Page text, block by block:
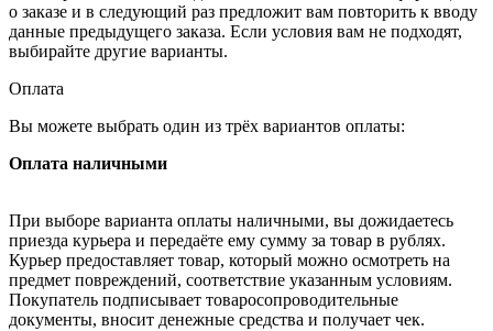
о заказе и в следующий раз предложит вам повторить к вводу
данные предыдущего заказа. Если условия вам не подходят,
выбирайте другие варианты.
Оплата
Вы можете выбрать один из трёх вариантов оплаты:
Оплата наличными
При выборе варианта оплаты наличными, вы дожидаетесь
приезда курьера и передаёте ему сумму за товар в рублях.
Курьер предоставляет товар, который можно осмотреть на
предмет повреждений, соответствие указанным условиям.
Покупатель подписывает товаросопроводительные
документы, вносит денежные средства и получает чек.